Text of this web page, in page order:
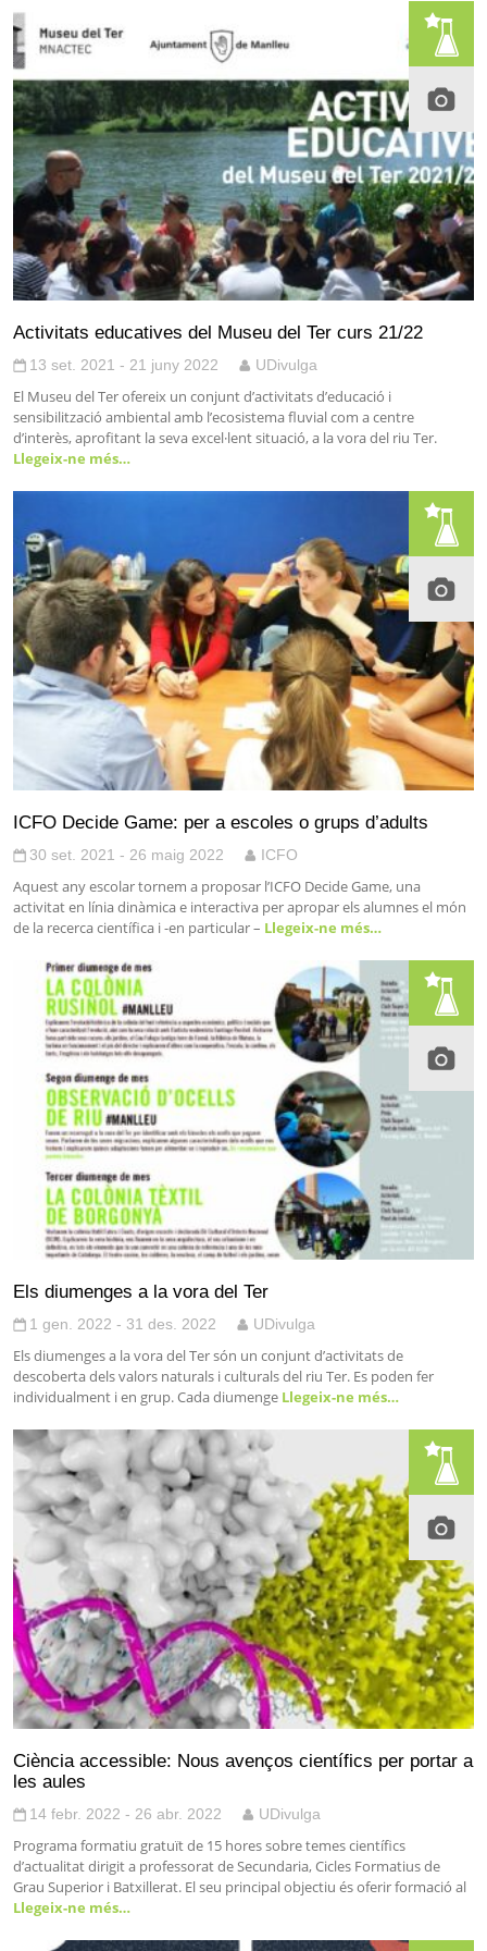
Activitats educatives del Museu del Ter curs 21/22
13 set. 2021 - 21 juny 2022 UDivulga
El Museu del Ter ofereix un conjunt d’activitats d’educació i
sensibilització ambiental amb l’ecosistema fluvial com a centre
d’interès, aprofitant la seva excel·lent situació, a la vora del riu Ter.
Llegeix-ne més…
ICFO Decide Game: per a escoles o grups d’adults
30 set. 2021 - 26 maig 2022 ICFO
Aquest any escolar tornem a proposar l’ICFO Decide Game, una
activitat en línia dinàmica e interactiva per apropar els alumnes el món
de la recerca científica i -en particular – Llegeix-ne més…
Els diumenges a la vora del Ter
1 gen. 2022 - 31 des. 2022 UDivulga
Els diumenges a la vora del Ter són un conjunt d’activitats de
descoberta dels valors naturals i culturals del riu Ter. Es poden fer
individualment i en grup. Cada diumenge Llegeix-ne més…
Ciència accessible: Nous avenços científics per portar a
les aules
14 febr. 2022 - 26 abr. 2022 UDivulga
Programa formatiu gratuït de 15 hores sobre temes científics
d’actualitat dirigit a professorat de Secundaria, Cicles Formatius de
Grau Superior i Batxillerat. El seu principal objectiu és oferir formació al
Llegeix-ne més…